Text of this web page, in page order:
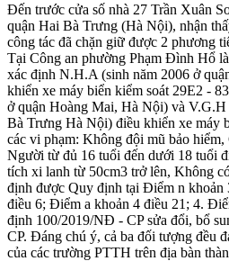
Đến trước cửa số nhà 27 Trần Xuân
quận Hai Bà Trưng (Hà Nội), nhận
công tác đã chặn giữ được 2 phương
Tại Công an phường Phạm Đình Hổ
xác định N.H.A (sinh năm 2006 ở
khiển xe máy biển kiểm soát 29E2 -
ở quận Hoàng Mai, Hà Nội) và V.G.H
Bà Trưng Hà Nội) điều khiển xe máy
các vi phạm: Không đội mũ bảo
Người từ đủ 16 tuổi đến dưới 1‌8 tuổ‌i
tích xi lanh từ 50cm3 trở lên, Không
định được Quy định tại Điểm n khoản
điều 6; Điểm a khoản 4 điều 21; 4.
định 100/2019/NĐ - CP sửa đổi, bổ
CP. Đáng chú ý, cả ba đối tượng đều
của các trường PTTH trên địa bàn